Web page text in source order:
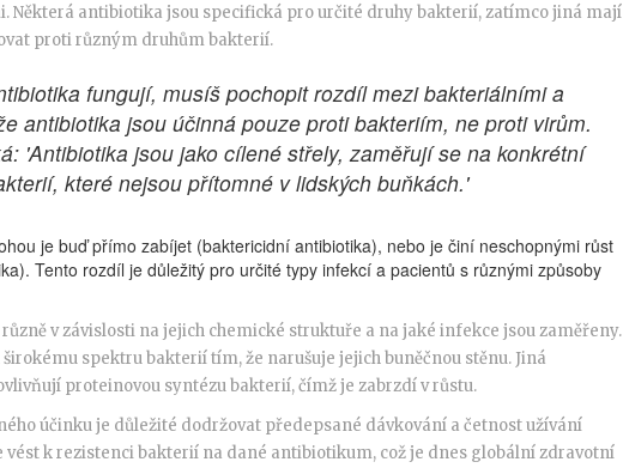
Některá antibiotika jsou specifická pro určité druhy bakterií, zatímco jiná mají
proti různým druhům bakterií.
fungují, musíš pochopit rozdíl mezi bakteriálními a
antibiotika jsou účinná pouze proti bakteriím, ne proti virům.
'Antibiotika jsou jako cílené střely, zaměřují se na konkrétní
které nejsou přítomné v lidských buňkách.'
je buď přímo zabíjet (baktericidní antibiotika), nebo je činí neschopnými růst
Tento rozdíl je důležitý pro určité typy infekcí a pacientů s různými způsoby
různě v závislosti na jejich chemické struktuře a na jaké infekce jsou zaměřeny.
spektru bakterií tím, že narušuje jejich buněčnou stěnu. Jiná
proteinovou syntézu bakterií, čímž je zabrzdí v růstu.
účinku je důležité dodržovat předepsané dávkování a četnost užívání
vést k rezistenci bakterií na dané antibiotikum, což je dnes globální zdravotní